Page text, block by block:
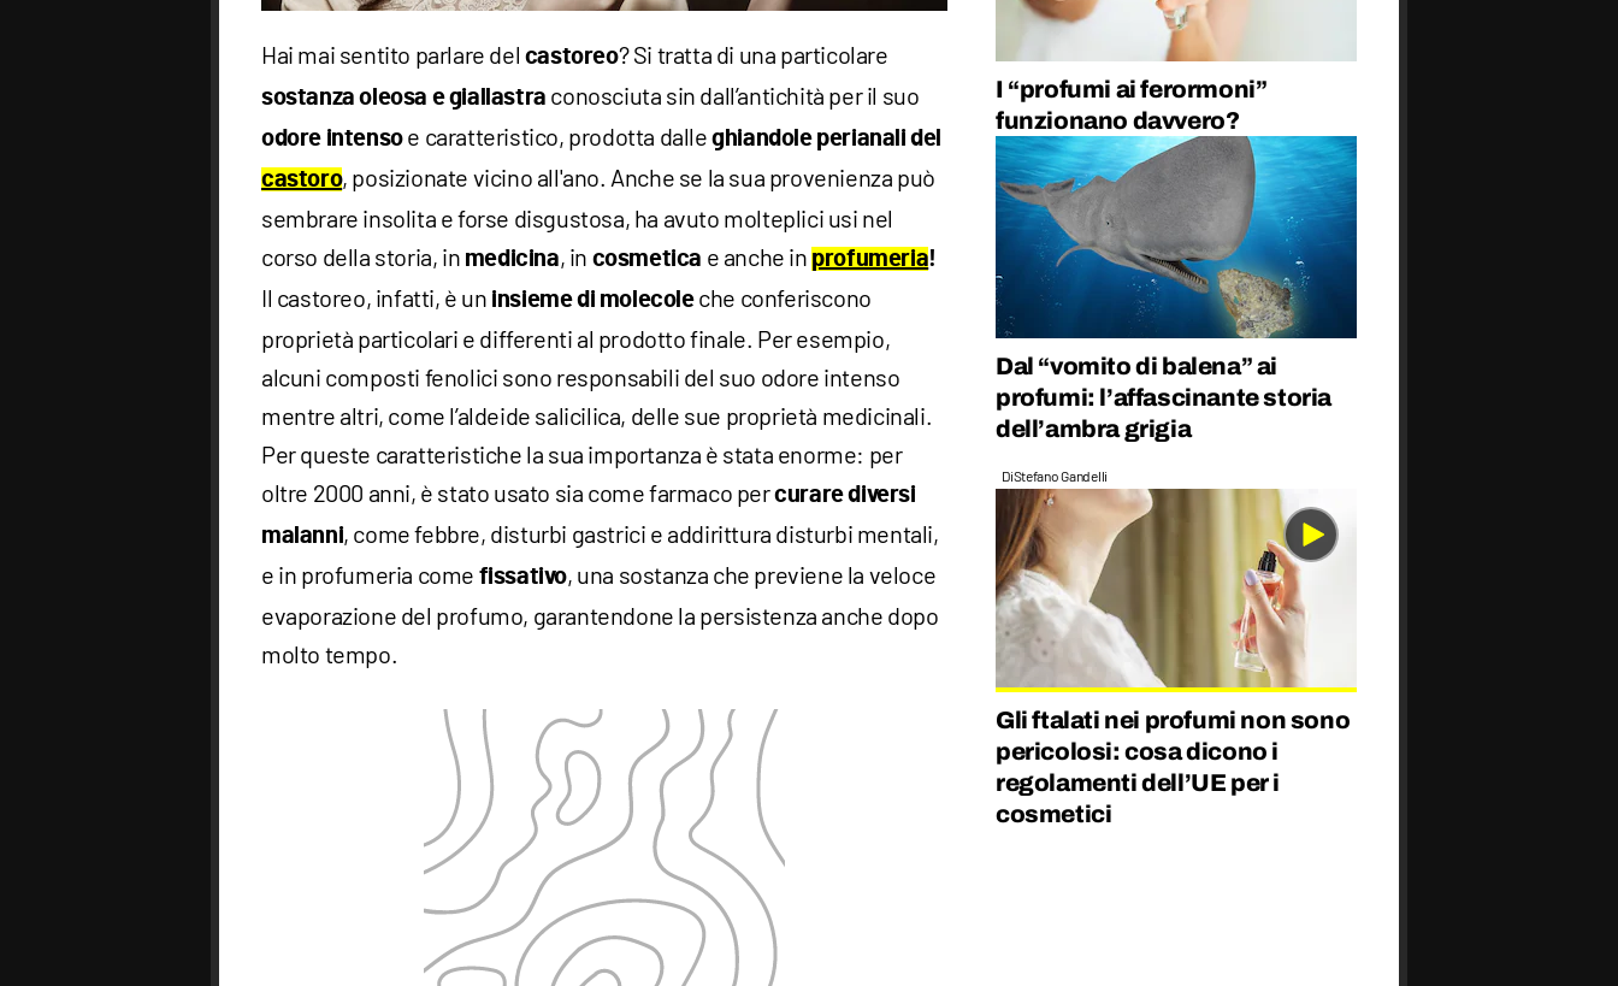
Hai mai sentito parlare del castoreo? Si tratta di una particolare
sostanza oleosa e giallastra conosciuta sin dall’antichità per il suo
odore intensoe caratteristico, prodotta dalleghiandole perianali del
castoro, posizionate vicino all'ano. Anche se la sua provenienza può
sembrare insolita e forse disgustosa, ha avuto molteplici usi nel
corso della storia, in medicina, in cosmetica e anche inprofumeria!
Il castoreo, infatti, è un insieme di molecoleche conferiscono
proprietà particolari e differenti al prodotto finale. Per esempio,
alcuni composti fenolici sono responsabili del suo odore intenso
mentre altri, come l’aldeide salicilica, delle sue proprietà medicinali.
Per queste caratteristiche la sua importanza è stata enorme: per
oltre 2000 anni, è stato usato sia come farmaco percurare diversi
malanni, come febbre, disturbi gastrici e addirittura disturbi mentali,
e in profumeria come fissativo, una sostanza che previene la veloce
evaporazione del profumo, garantendone la persistenza anche dopo
molto tempo.
I “profumi ai ferormoni”
funzionano davvero?
Dal “vomito di balena” ai
profumi: l’affascinante storia
dell’ambra grigia
DiStefano Gandelli
Gli ftalati nei profumi non sono
pericolosi: cosa dicono i
regolamenti dell’UE per i
cosmetici